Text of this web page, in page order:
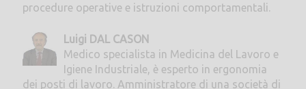
procedure operative e istruzioni comportamentali.
Luigi DAL CASON
Medico specialista in Medicina del Lavoro e
Igiene Industriale, è esperto in ergonomia
dei posti di lavoro. Amministratore di una società di